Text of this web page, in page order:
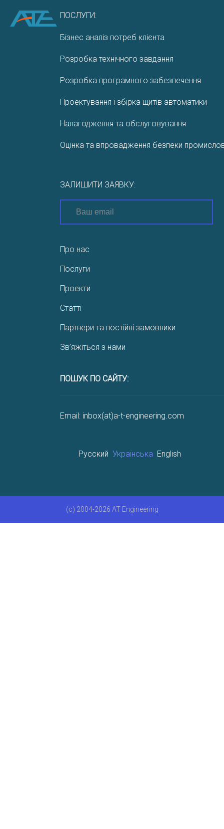
ПОСЛУГИ:
Бізнес аналіз потреб клієнта
Розробка технічного завдання
Розробка програмного забезпечення
Проектування і збірка щитів автоматики
Налагодження та обслуговування
Оцінка та впровадження безпеки
ЗАЛИШИТИ ЗАЯВКУ:
Про нас
Послуги
Проекти
Статті
Партнери та постійні замовники
Зв’яжіться з нами
ПОШУК ПО САЙТУ:
Email: inbox(at)a-t-engineering.com
Русский Українська English
(c) 2004-2026 AT Engineering